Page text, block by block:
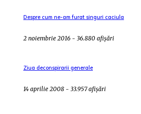
Despre cum ne-am furat singuri caciula
2 noiembrie 2016 - 36.880 afișări
Ziua deconspirarii generale
14 aprilie 2008 - 33.957 afișări